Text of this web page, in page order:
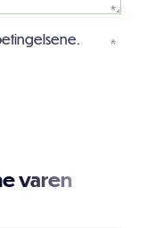
*
*
varen